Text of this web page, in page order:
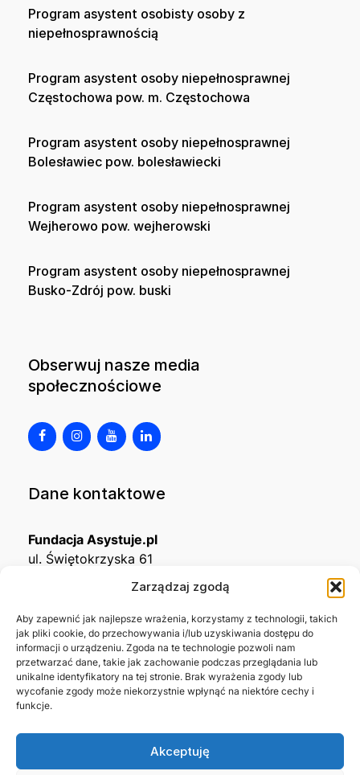
Zarządzaj zgodą
Aby zapewnić jak najlepsze wrażenia, korzystamy z technologii, takich
jak pliki cookie, do przechowywania i/lub uzyskiwania dostępu do
informacji o urządzeniu. Zgoda na te technologie pozwoli nam
przetwarzać dane, takie jak zachowanie podczas przeglądania lub
unikalne identyfikatory na tej stronie. Brak wyrażenia zgody lub
wycofanie zgody może niekorzystnie wpłynąć na niektóre cechy i
funkcje.
Akceptuję
Program asystent osobisty osoby z
niepełnosprawnością
Program asystent osoby niepełnosprawnej
Częstochowa pow. m. Częstochowa
Program asystent osoby niepełnosprawnej
Bolesławiec pow. bolesławiecki
Program asystent osoby niepełnosprawnej
Wejherowo pow. wejherowski
Program asystent osoby niepełnosprawnej
Busko-Zdrój pow. buski
Obserwuj nasze media
społecznościowe
Dane kontaktowe
Fundacja Asystuje.pl
ul. Świętokrzyska 61
KRS0001215994
NIP5492488380
REGON543667703
Nr konta bankowego